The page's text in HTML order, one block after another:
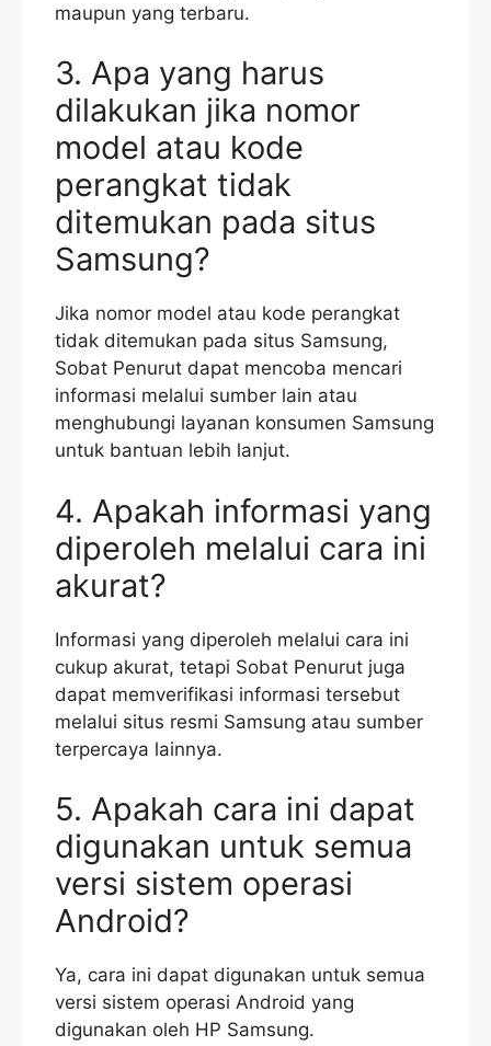
maupun yang terbaru.
3. Apa yang harus
dilakukan jika nomor
model atau kode
perangkat tidak
ditemukan pada situs
Samsung?
Jika nomor model atau kode perangkat
tidak ditemukan pada situs Samsung,
Sobat Penurut dapat mencoba mencari
informasi melalui sumber lain atau
menghubungi layanan konsumen Samsung
untuk bantuan lebih lanjut.
4. Apakah informasi yang
diperoleh melalui cara ini
akurat?
Informasi yang diperoleh melalui cara ini
cukup akurat, tetapi Sobat Penurut juga
dapat memverifikasi informasi tersebut
melalui situs resmi Samsung atau sumber
terpercaya lainnya.
5. Apakah cara ini dapat
digunakan untuk semua
versi sistem operasi
Android?
Ya, cara ini dapat digunakan untuk semua
versi sistem operasi Android yang
digunakan oleh HP Samsung.